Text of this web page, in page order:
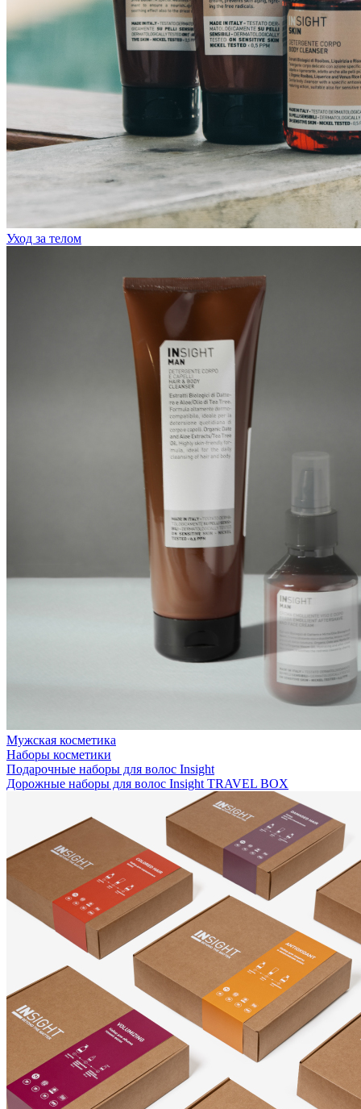
Уход за телом
Мужская косметика
Наборы косметики
Подарочные наборы для волос Insight
Дорожные наборы для волос Insight TRAVEL BOX